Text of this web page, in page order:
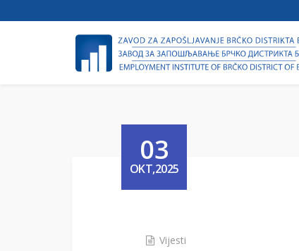
03
OKT,2025
Vijesti